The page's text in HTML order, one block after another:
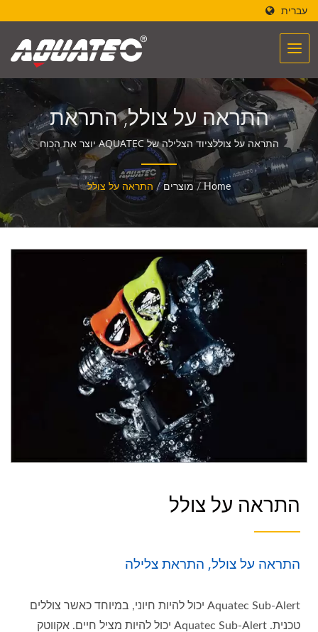
עברית
התראה על צולל, התראת
צלילה | יצרן ציוד צלילה |
SCUBA AQUATEC
התראה על צוללציוד הצלילה של AQUATEC יוצר את הכוח
לעזור לאנשים לפגוש ולתקשר עם האוקיינוס.
Home
/ מוצרים / התראה על צולל
התראה על צולל
התראה על צולל, התראת צלילה
Aquatec Sub-Alert יכול להיות חיוני, במיוחד כאשר צוללים
טכנית. Aquatec Sub-Alert יכול להיות מציל חיים. אקווטק